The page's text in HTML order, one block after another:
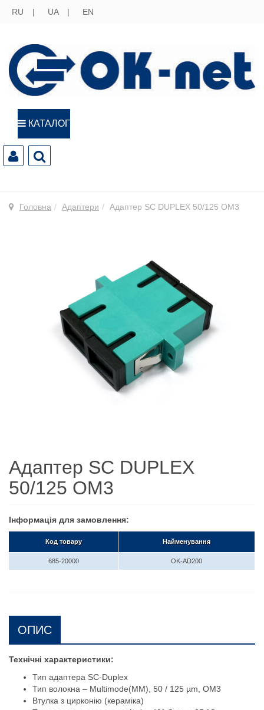
RU UA EN
КАТАЛОГ
Головна Адаптери Адаптер SC DUPLEX 50/125 OM3
Адаптер SC DUPLEX
50/125 OM3
Інформація для замовлення:
Код товару Найменування
685-20000 OK-AD200
ОПИС
Технічні характеристики:
Тип адаптера SC-Duplex
Тип волокна – Multimode(MM), 50 / 125 µm, ОМ3
Втулка з цирконію (кераміка)